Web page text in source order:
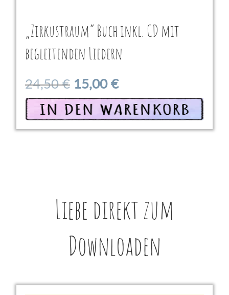
„Zirkustraum“ Buch inkl. CD mit
begleitenden Liedern
24,50€ Ursprünglicher
Preis
war:
15,00 €Aktueller
Preis
ist:
In den Warenkorb
Liebe direkt zum
Downloaden